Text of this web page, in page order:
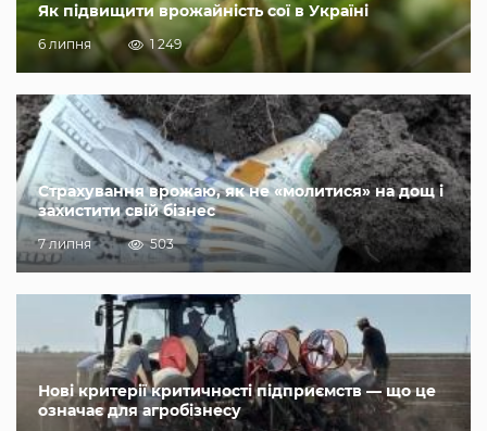
Як підвищити врожайність сої в Україні
6 липня 1 249
Страхування врожаю, як не «молитися» на дощ і
захистити свій бізнес
7 липня 503
Нові критерії критичності підприємств — що це
означає для агробізнесу